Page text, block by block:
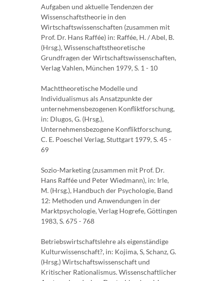
Aufgaben und aktuelle Tendenzen der
Wissenschaftstheorie in den
Wirtschaftswissenschaften (zusammen mit
Prof. Dr. Hans Raffée) in: Raffée, H. / Abel, B.
(Hrsg.), Wissenschaftstheoretische
Grundfragen der Wirtschaftswissenschaften,
Verlag Vahlen, München 1979, S. 1 - 10
Machttheoretische Modelle und
Individualismus als Ansatzpunkte der
unternehmensbezogenen Konfliktforschung,
in: Dlugos, G. (Hrsg.),
Unternehmensbezogene Konfliktforschung,
C. E. Poeschel Verlag, Stuttgart 1979, S. 45 -
69
Sozio-Marketing (zusammen mit Prof. Dr.
Hans Raffée und Peter Wiedmann), in: Irle,
M. (Hrsg.), Handbuch der Psychologie, Band
12: Methoden und Anwendungen in der
Marktpsychologie, Verlag Hogrefe, Göttingen
1983, S. 675 - 768
Betriebswirtschaftslehre als eigenständige
Kulturwissenschaft?, in: Kojima, S, Schanz, G.
(Hrsg.) Wirtschaftswissenschaft und
Kritischer Rationalismus. Wissenschaftlicher